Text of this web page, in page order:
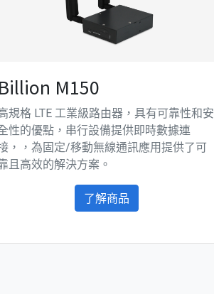
Billion M150
規格 LTE 工業級路由器，具有可靠性和安
性的優點，串行設備提供即時數據連
，，為固定/移動無線通訊應用提供了可
且高效的解決方案。
了解商品